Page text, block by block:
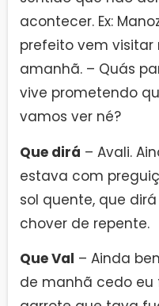
acontecer. Ex:
prefeito vem
amanhã. – Quás
vive prometendo
vamos ver né?
Que dirá – Avali.
estava com
sol quente, que
chover de repente.
Que Val – Ainda
de manhã cedo eu